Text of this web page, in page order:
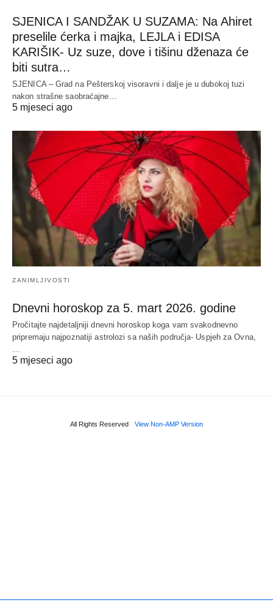
SJENICA I SANDŽAK U SUZAMA: Na Ahiret
preselile ćerka i majka, LEJLA i EDISA
KARIŠIK- Uz suze, dove i tišinu dženaza će
biti sutra…
SJENICA – Grad na Pešterskoj visoravni i dalje je u dubokoj tuzi
nakon strašne saobraćajne…
5 mjeseci ago
ZANIMLJIVOSTI
Dnevni horoskop za 5. mart 2026. godine
Pročitajte najdetaljniji dnevni horoskop koga vam svakodnevno
pripremaju najpoznatiji astrolozi sa naših područja- Uspjeh za Ovna,
5 mjeseci ago
All Rights Reserved View Non-AMP Version